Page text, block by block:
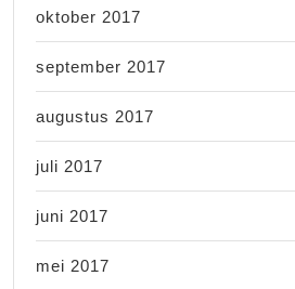
oktober 2017
september 2017
augustus 2017
juli 2017
juni 2017
mei 2017